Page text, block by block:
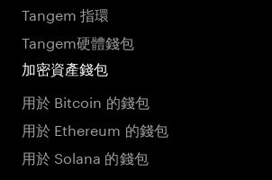
Tangem 指環
Tangem硬體錢包
加密資產錢包
用於 Bitcoin 的錢包
用於 Ethereum 的錢包
用於 Solana 的錢包